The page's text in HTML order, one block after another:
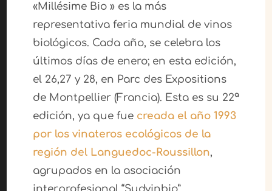
«Millésime Bio » es la más
representativa feria mundial de vinos
biológicos. Cada año, se celebra los
últimos días de enero; en esta edición,
el 26,27 y 28, en Parc des Expositions
de Montpellier (Francia). Esta es su 22ª
edición, ya que fue creada el año 1993
por los vinateros ecológicos de la
región del Languedoc-Roussillon,
agrupados en la asociación